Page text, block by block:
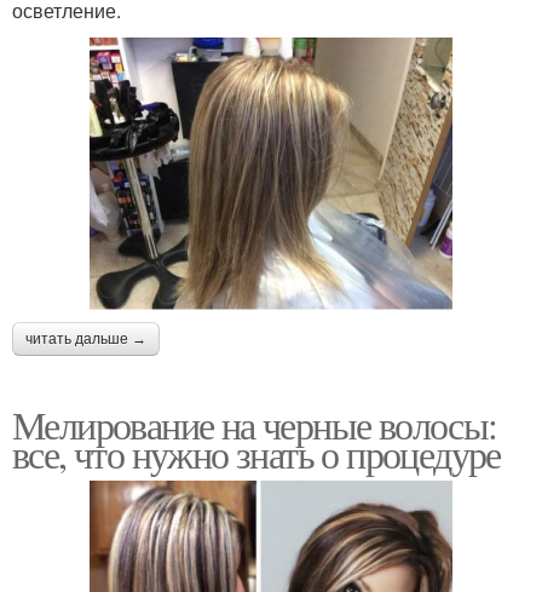
осветление.
читать дальше →
Мелирование на черные волосы:
все, что нужно знать о процедуре